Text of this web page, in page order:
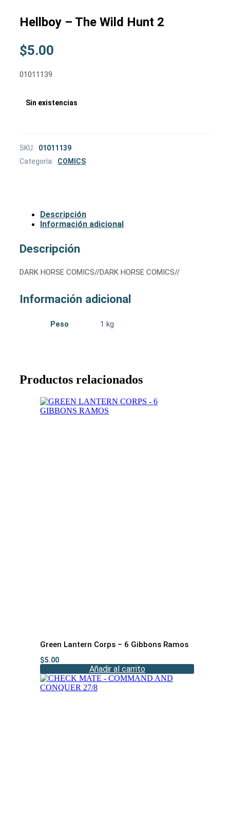
Hellboy – The Wild Hunt 2
$5.00
01011139
Sin existencias
SKU:
01011139
Categoría:
COMICS
Descripción
Información adicional
Descripción
DARK HORSE COMICS//DARK HORSE COMICS//
Información adicional
Peso 1 kg
Productos relacionados
Green Lantern Corps – 6 Gibbons Ramos
$5.00
Añadir al carrito